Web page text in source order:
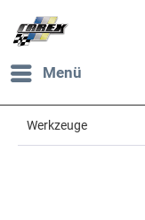
Menü
Werkzeuge